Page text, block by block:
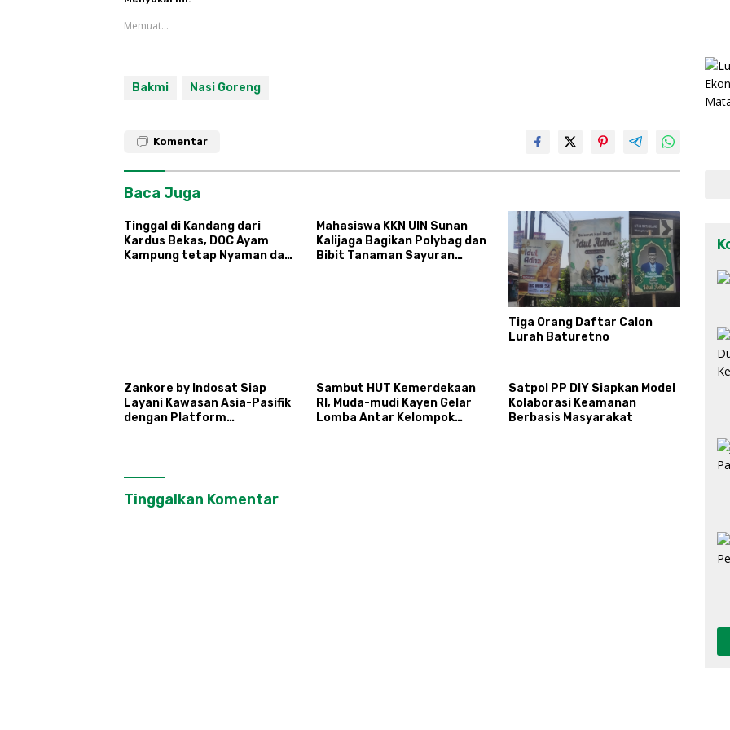
Memuat...
Bakmi Nasi Goreng
Komentar
Baca Juga
Tinggal di Kandang dari
Kardus Bekas, DOC Ayam
Kampung tetap Nyaman dan
Mahasiswa KKN UIN Sunan
Kalijaga Bagikan Polybag dan
Bibit Tanaman Sayuran
Tiga Orang Daftar Calon
Lurah Baturetno
Zankore by Indosat Siap
Layani Kawasan Asia-Pasifik
dengan Platform
Sambut HUT Kemerdekaan
RI, Muda-mudi Kayen Gelar
Lomba Antar Kelompok
Satpol PP DIY Siapkan Model
Kolaborasi Keamanan
Berbasis Masyarakat
Tinggalkan Komentar